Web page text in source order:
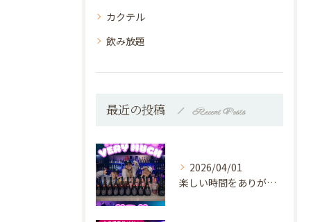
カクテル
飲み放題
最近の投稿 Recent Posts
2026/04/01
楽しい時間をありがとうございました♡